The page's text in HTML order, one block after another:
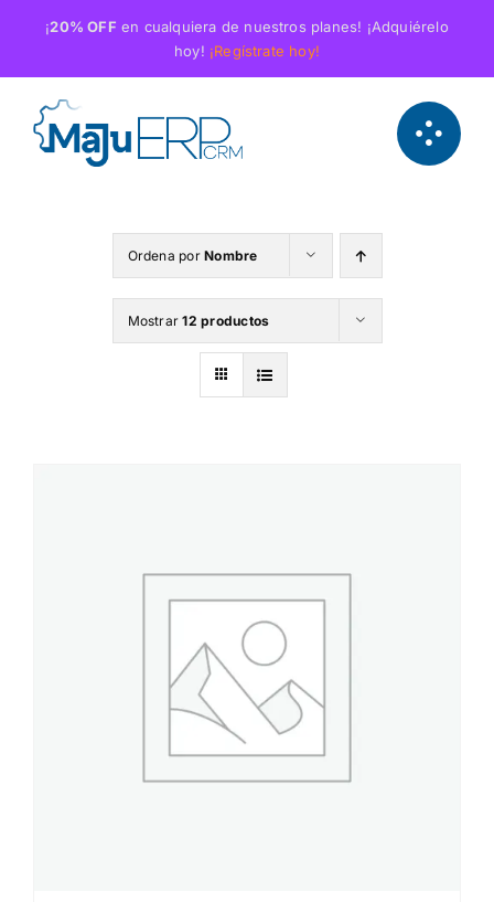
contenido
¡20% OFF en cualquiera de nuestros planes! ¡Adquiérelo
hoy! ¡Regístrate hoy!
Ordena porNombre
Mostrar12 productos